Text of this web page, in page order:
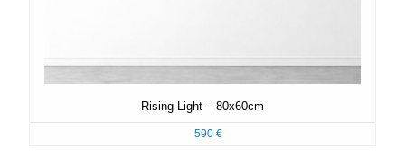
Rising Light – 80x60cm
590 €